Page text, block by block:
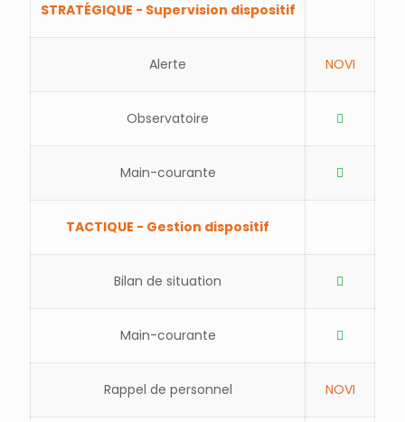
STRATÉGIQUE - Supervision dispositif
Alerte NOVI
Observatoire
Main-courante
TACTIQUE - Gestion dispositif
Bilan de situation
Main-courante
Rappel de personnel NOVI